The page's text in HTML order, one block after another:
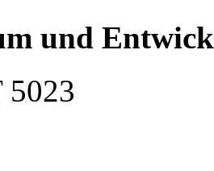
und
5023